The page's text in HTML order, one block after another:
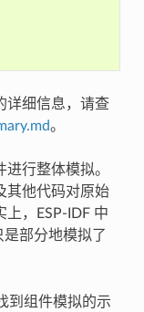
详细信息，请查
。
行整体模拟。
其他代码对原始
，ESP-IDF 中
部分地模拟了
到组件模拟的示